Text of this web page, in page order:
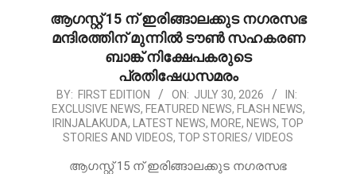
ആഗസ്റ്റ് 15 ന് ഇരിങ്ങാലക്കുട നഗരസഭ
മന്ദിരത്തിന് മുന്നിൽ ടൗൺ സഹകരണ
ബാങ്ക് നിക്ഷേപകരുടെ
പ്രതിഷേധസമരം
2026-
07-
BY: FIRST EDITION ON: JULY 30, 2026
IN:
EXCLUSIVE NEWS, FEATURED NEWS, FLASH NEWS,
IRINJALAKUDA, LATEST NEWS, MORE, NEWS, TOP
STORIES AND VIDEOS, TOP STORIES/ VIDEOS
ആഗസ്റ്റ് 15 ന് ഇരിങ്ങാലക്കുട നഗരസഭ